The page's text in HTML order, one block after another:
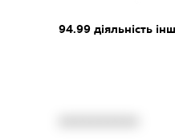
94.99 діяльність